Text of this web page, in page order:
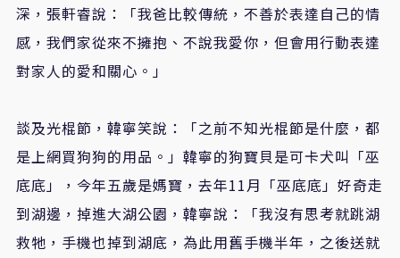
深，張軒睿說：「我爸比較傳統，不善於表達自己的情
感，我們家從來不擁抱、不說我愛你，但會用行動表達
對家人的愛和關心。」
談及光棍節，韓寧笑說：「之前不知光棍節是什麼，都
是上網買狗狗的用品。」韓寧的狗寶貝是可卡犬叫「巫
底底」，今年五歲是媽寶，去年11月「巫底底」好奇走
到湖邊，掉進大湖公園，韓寧說：「我沒有思考就跳湖
救牠，手機也掉到湖底，為此用舊手機半年，之後送就